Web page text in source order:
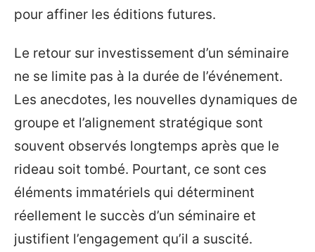
pour affiner les éditions futures.
Le retour sur investissement d’un séminaire
ne se limite pas à la durée de l’événement.
Les anecdotes, les nouvelles dynamiques de
groupe et l’alignement stratégique sont
souvent observés longtemps après que le
rideau soit tombé. Pourtant, ce sont ces
éléments immatériels qui déterminent
réellement le succès d’un séminaire et
justifient l’engagement qu’il a suscité.